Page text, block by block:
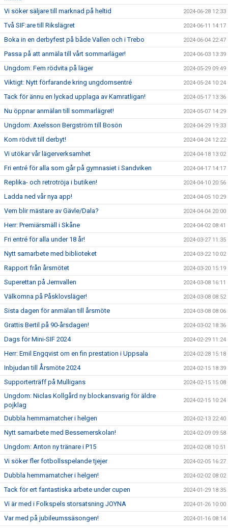
Vi söker säljare till marknad på heltid 2024-06-28 12:33
Två SIF:are till Rikslägret 2024-06-11 14:17
Boka in en derbyfest på både Vallen och i Trebo 2024-06-04 22:47
Passa på att anmäla till vårt sommarläger! 2024-06-03 13:39
Ungdom: Fem rödvita på läger 2024-05-29 09:49
Viktigt: Nytt förfarande kring ungdomsentré 2024-05-24 10:24
Tack för ännu en lyckad upplaga av Kamratligan! 2024-05-17 13:36
Nu öppnar anmälan till sommarlägret! 2024-05-07 14:29
Ungdom: Axelsson Bergström till Bosön 2024-04-29 19:33
Kom rödvit till derbyt! 2024-04-24 12:22
Vi utökar vår lägerverksamhet 2024-04-18 13:02
Fri entré för alla som går på gymnasiet i Sandviken 2024-04-17 14:17
Replika- och retrotröja i butiken! 2024-04-10 20:56
Ladda ned vår nya app! 2024-04-05 10:29
Vem blir mästare av Gävle/Dala? 2024-04-04 20:00
Herr: Premiärsmäll i Skåne 2024-04-02 08:41
Fri entré för alla under 18 år! 2024-03-27 11:35
Nytt samarbete med biblioteket 2024-03-22 10:02
Rapport från årsmötet 2024-03-20 15:19
Superettan på Jernvallen 2024-03-08 16:11
Välkomna på Påsklovsläger! 2024-03-08 08:52
Sista dagen för anmälan till årsmöte 2024-03-08 08:06
Grattis Bertil på 90-årsdagen! 2024-03-02 18:36
Dags för Mini-SIF 2024 2024-02-29 11:24
Herr: Emil Engqvist om en fin prestation i Uppsala 2024-02-28 15:18
Inbjudan till Årsmöte 2024 2024-02-15 18:39
Supporterträff på Mulligans 2024-02-15 15:08
Ungdom: Niclas Kollgård ny blockansvarig för äldre
pojklag
2024-02-15 10:24
Dubbla hemmamatcher i helgen 2024-02-13 22:40
Nytt samarbete med Bessemerskolan! 2024-02-09 09:58
Ungdom: Anton ny tränare i P15 2024-02-08 10:51
Vi söker fler fotbollsspelande tjejer 2024-02-05 16:27
Dubbla hemmamatcher i helgen! 2024-02-02 08:02
Tack för ert fantastiska arbete under cupen 2024-01-29 18:35
Vi är med i Folkspels storsatsning JOYNA 2024-01-26 10:00
Var med på jubileumssäsongen! 2024-01-16 08:14